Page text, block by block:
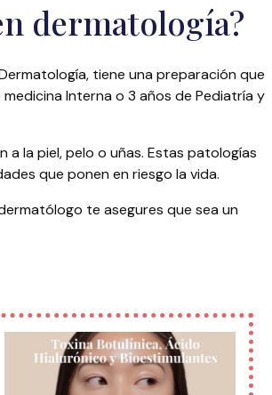
dermatología?
tiene una preparación que
Interna o 3 años de Pediatría y
la piel, pelo o uñas. Estas patologías
que ponen en riesgo la vida.
te asegures que sea un